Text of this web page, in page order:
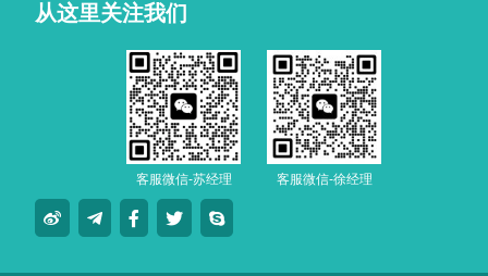
从这里关注我们
客服微信-苏经理 客服微信-徐经理